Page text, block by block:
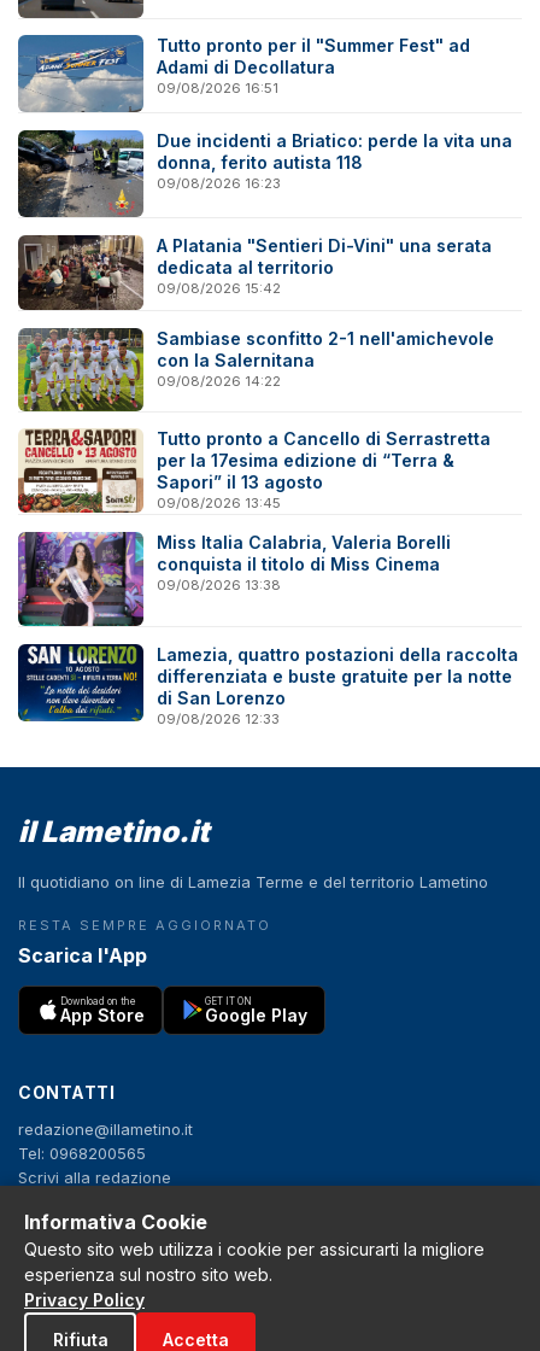
Tutto pronto per il "Summer Fest" ad
Adami di Decollatura
09/08/2026 16:51
Due incidenti a Briatico: perde la vita una
donna, ferito autista 118
09/08/2026 16:23
A Platania "Sentieri Di-Vini" una serata
dedicata al territorio
09/08/2026 15:42
Sambiase sconfitto 2-1 nell'amichevole
con la Salernitana
09/08/2026 14:22
Tutto pronto a Cancello di Serrastretta
per la 17esima edizione di “Terra &
Sapori” il 13 agosto
09/08/2026 13:45
Miss Italia Calabria, Valeria Borelli
conquista il titolo di Miss Cinema
09/08/2026 13:38
Lamezia, quattro postazioni della raccolta
differenziata e buste gratuite per la notte
di San Lorenzo
09/08/2026 12:33
il Lametino.it
Il quotidiano on line di Lamezia Terme e del territorio Lametino
RESTA SEMPRE AGGIORNATO
Scarica l'App
Download on the
App Store
GET IT ON
Google Play
CONTATTI
redazione@illametino.it
Tel: 0968200565
Scrivi alla redazione
SEGUICI
f X IG YT
Informativa Cookie
Questo sito web utilizza i cookie per assicurarti la migliore
esperienza sul nostro sito web.
Privacy Policy
Rifiuta
Accetta